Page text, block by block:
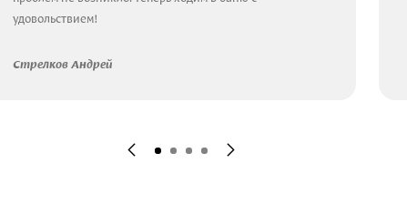
удовольствием!
Стрелков Андрей